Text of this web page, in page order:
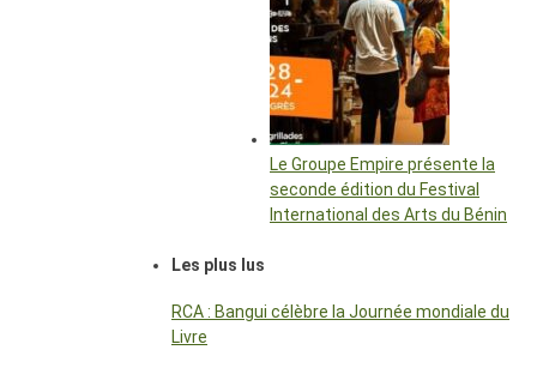
Le Groupe Empire présente la
seconde édition du Festival
International des Arts du Bénin
Les plus lus
RCA : Bangui célèbre la Journée mondiale du
Livre